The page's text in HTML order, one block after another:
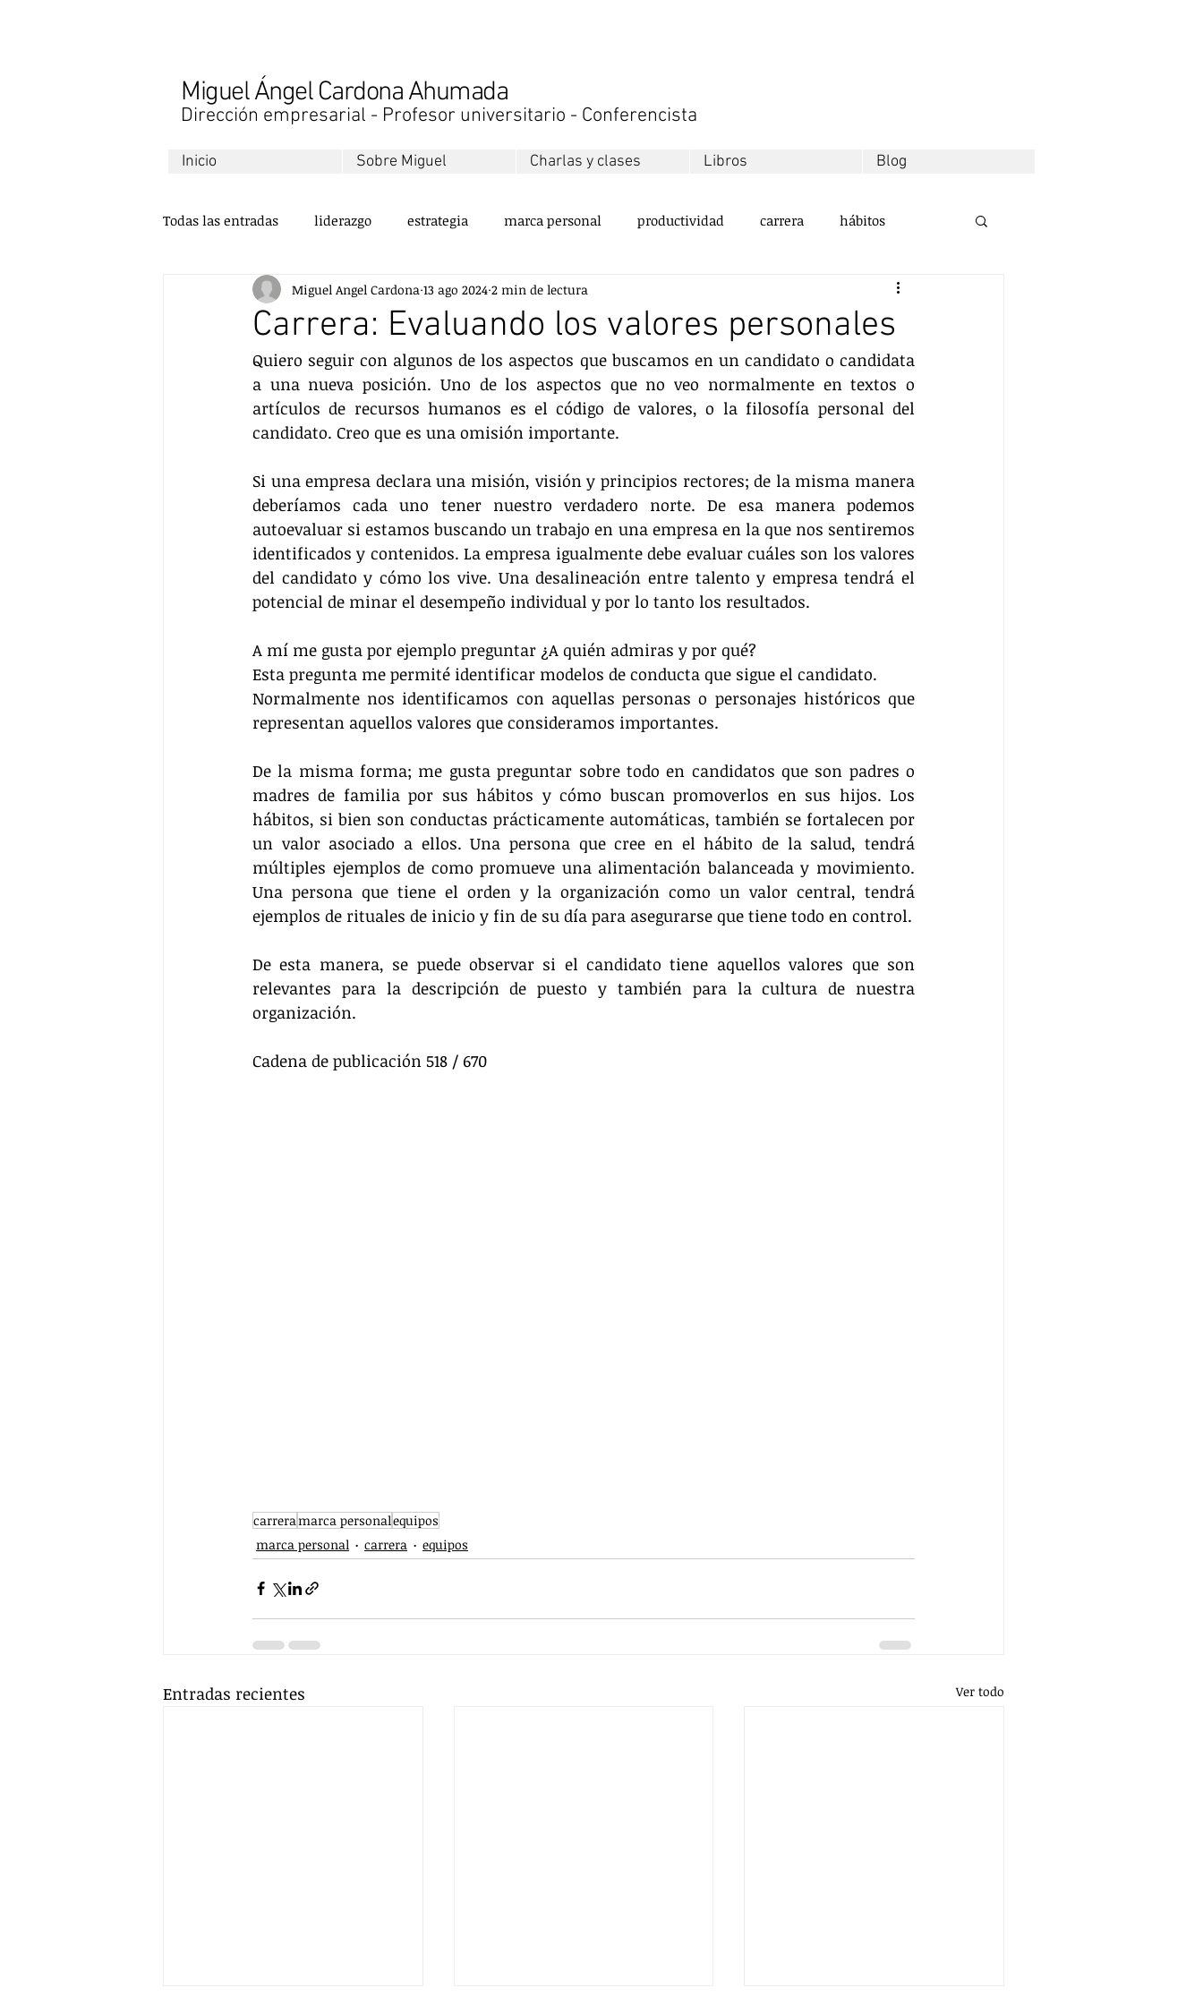
Miguel Ángel Cardona Ahumada
Dirección empresarial - Profesor universitario - Conferencista
Inicio Sobre Miguel Charlas y clases Libros Blog
Todas las entradas liderazgo estrategia marca personal productividad carrera hábitos
finanzas desarrollo personal equipos decisiones
comunicación servicio al cliente valores emprendimiento mentalidad
Carrera: Evaluando los valores personales
Miguel Angel Cardona 13 ago 2024 2 min de lectura
Quiero seguir con algunos de los aspectos que buscamos en un candidato o candidata
a una nueva posición. Uno de los aspectos que no veo normalmente en textos o
artículos de recursos humanos es el código de valores, o la filosofía personal del
candidato. Creo que es una omisión importante.
Si una empresa declara una misión, visión y principios rectores; de la misma manera
deberíamos cada uno tener nuestro verdadero norte. De esa manera podemos
autoevaluar si estamos buscando un trabajo en una empresa en la que nos sentiremos
identificados y contenidos. La empresa igualmente debe evaluar cuáles son los valores
del candidato y cómo los vive. Una desalineación entre talento y empresa tendrá el
potencial de minar el desempeño individual y por lo tanto los resultados.
A mí me gusta por ejemplo preguntar ¿A quién admiras y por qué?
Esta pregunta me permité identificar modelos de conducta que sigue el candidato.
Normalmente nos identificamos con aquellas personas o personajes históricos que
representan aquellos valores que consideramos importantes.
De la misma forma; me gusta preguntar sobre todo en candidatos que son padres o
madres de familia por sus hábitos y cómo buscan promoverlos en sus hijos. Los
hábitos, si bien son conductas prácticamente automáticas, también se fortalecen por
un valor asociado a ellos. Una persona que cree en el hábito de la salud, tendrá
múltiples ejemplos de como promueve una alimentación balanceada y movimiento.
Una persona que tiene el orden y la organización como un valor central, tendrá
ejemplos de rituales de inicio y fin de su día para asegurarse que tiene todo en control.
De esta manera, se puede observar si el candidato tiene aquellos valores que son
relevantes para la descripción de puesto y también para la cultura de nuestra
organización.
Cadena de publicación 518 / 670
carrera marca personalequipos
marca personal
carrera equipos
Entradas recientes Ver todo